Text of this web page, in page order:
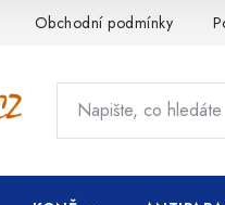
Obchodní podmínky